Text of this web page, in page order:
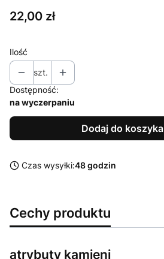
Cena
22,00 zł
Ilość
szt.
Dostępność:
na wyczerpaniu
Dodaj do koszyka
Czas wysyłki:48 godzin
Cechy produktu
atrybuty kamieni